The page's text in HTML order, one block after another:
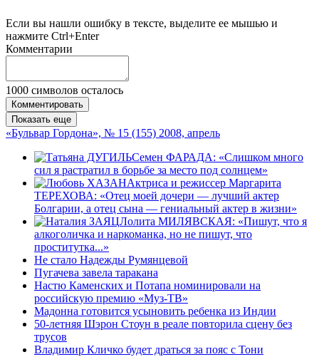
Если вы нашли ошибку в тексте, выделите ее мышью и
нажмите Ctrl+Enter
Комментарии
1000 символов осталось
Комментировать
Показать еще
«Бульвар Гордона», № 15 (155) 2008, апрель
Семен ФАРАДА: «Слишком много
сил я растратил в борьбе за место под солнцем»
Актриса и режиссер Маргарита
ТЕРЕХОВА: «Отец моей дочери — лучший актер
Болгарии, а отец сына — гениальный актер в жизни»
Лолита МИЛЯВСКАЯ: «Пишут, что я
алкоголичка и наркоманка, но не пишут, что
проститутка...»
Не стало Надежды Румянцевой
Пугачева завела таракана
Настю Каменских и Потапа номинировали на
российскую премию «Муз-ТВ»
Мадонна готовится усыновить ребенка из Индии
50-летняя Шэрон Стоун в реале повторила сцену без
трусов
Владимир Кличко будет драться за пояс с Тони